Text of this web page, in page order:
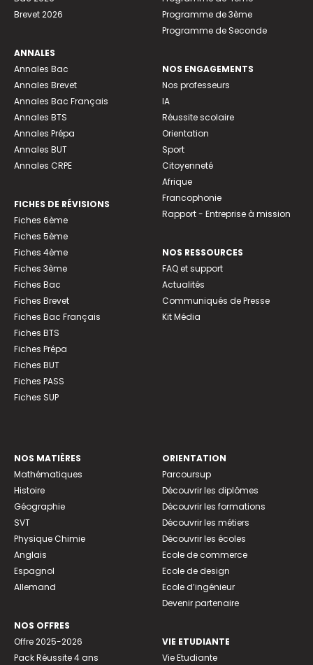
Brevet 2026
ANNALES
Annales Bac
Annales Brevet
Annales Bac Français
Annales BTS
Annales Prépa
Annales BUT
Annales CRPE
FICHES DE RÉVISIONS
Fiches 6ème
Fiches 5ème
Fiches 4ème
Fiches 3ème
Fiches Bac
Fiches Brevet
Fiches Bac Français
Fiches BTS
Fiches Prépa
Fiches BUT
Fiches PASS
Fiches SUP
Programme de 3ème
Programme de Seconde
NOS ENGAGEMENTS
Nos professeurs
IA
Réussite scolaire
Orientation
Sport
Citoyenneté
Afrique
Francophonie
Rapport - Entreprise à mission
NOS RESSOURCES
FAQ et support
Actualités
Communiqués de Presse
Kit Média
NOS MATIÈRES
Mathématiques
Histoire
Géographie
SVT
Physique Chimie
Anglais
Espagnol
Allemand
NOS OFFRES
Offre 2025-2026
Pack Réussite 4 ans
ORIENTATION
Parcoursup
Découvrir les diplômes
Découvrir les formations
Découvrir les métiers
Découvrir les écoles
Ecole de commerce
Ecole de design
Ecole d’ingénieur
Devenir partenaire
VIE ETUDIANTE
Vie Etudiante